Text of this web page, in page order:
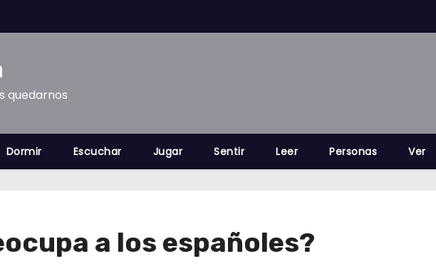
quedarnos
Dormir Escuchar Jugar Sentir Leer Personas Ver
a los españoles?